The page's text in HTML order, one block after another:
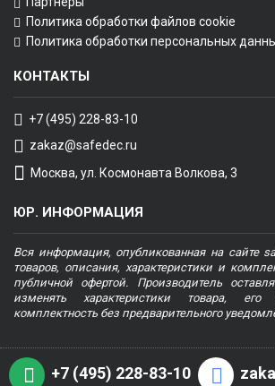
Политика обработки файлов cookie
Политика обработки персональных
КОНТАКТЫ
+7 (495) 228-83-10
zakaz@safedec.ru
Москва, ул. Космонавта Волкова, 3
ЮР. ИНФОРМАЦИЯ
Вся информация, опубликованная на сайте
товаров, описания, характеристики и
публичной офертой. Производитель
изменять характеристики товара,
комплектность без предварительного
+7 (495) 228-83-10